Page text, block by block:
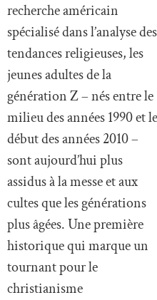
recherche américain
spécialisé dans l’analyse des
tendances religieuses, les
jeunes adultes de la
génération Z – nés entre le
milieu des années 1990 et le
début des années 2010 –
sont aujourd’hui plus
assidus à la messe et aux
cultes que les générations
plus âgées. Une première
historique qui marque un
tournant pour le
christianisme